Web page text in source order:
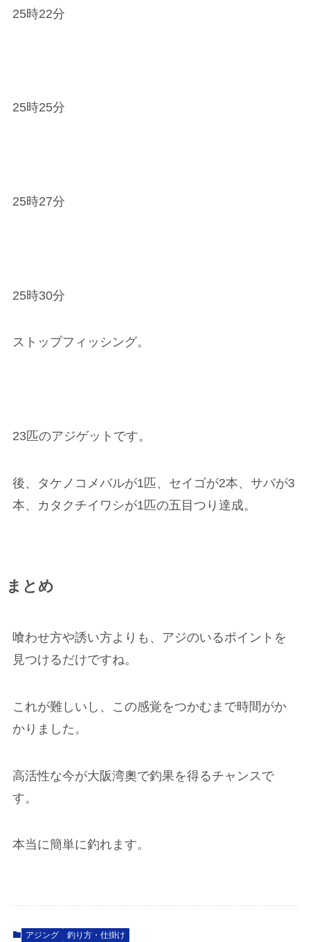
25時22分
25時25分
25時27分
25時30分
ストップフィッシング。
23匹のアジゲットです。
後、タケノコメバルが1匹、セイゴが2本、サバが3
本、カタクチイワシが1匹の五目つり達成。
まとめ
喰わせ方や誘い方よりも、アジのいるポイントを
見つけるだけですね。
これが難しいし、この感覚をつかむまで時間がか
かりました。
高活性な今が大阪湾奧で釣果を得るチャンスで
す。
本当に簡単に釣れます。
アジング 釣り方・仕掛け